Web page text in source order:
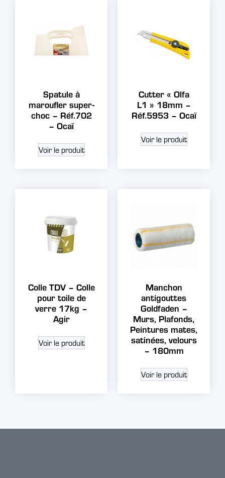
Spatule à
maroufler super-
choc – Réf.702
– Ocaï
Voir le produit
Cutter « Olfa
L1 » 18mm –
Réf.5953 – Ocaï
Voir le produit
Colle TDV – Colle
pour toile de
verre 17kg –
Agir
Voir le produit
Manchon
antigouttes
Goldfaden –
Murs, Plafonds,
Peintures mates,
satinées, velours
– 180mm
Voir le produit